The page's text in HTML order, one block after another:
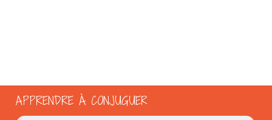
APPRENDRE À CONJUGUER